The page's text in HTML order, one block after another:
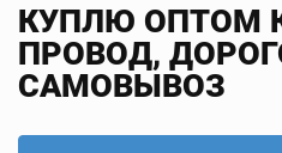
КУПЛЮ ОПТОМ
ПРОВОД,
САМОВЫВОЗ